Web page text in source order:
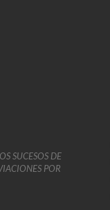
SUCESOS DE
POR